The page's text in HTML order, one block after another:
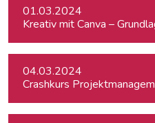
01.03.2024
Kreativ mit Canva –
04.03.2024
Crashkurs